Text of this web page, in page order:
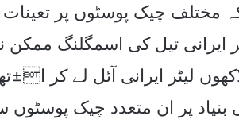
مختلف چیک پوسٹوں پر تعینات
ایرانی تیل کی اسمگلنگ ممکن
لیٹر ایرانی آئل لے کر